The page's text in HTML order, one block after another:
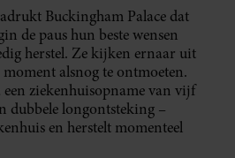
Buckingham Palace dat
de paus hun beste wensen
herstel. Ze kijken ernaar uit
alsnog te ontmoeten.
ziekenhuisopname van vijf
dubbele longontsteking –
en herstelt momenteel